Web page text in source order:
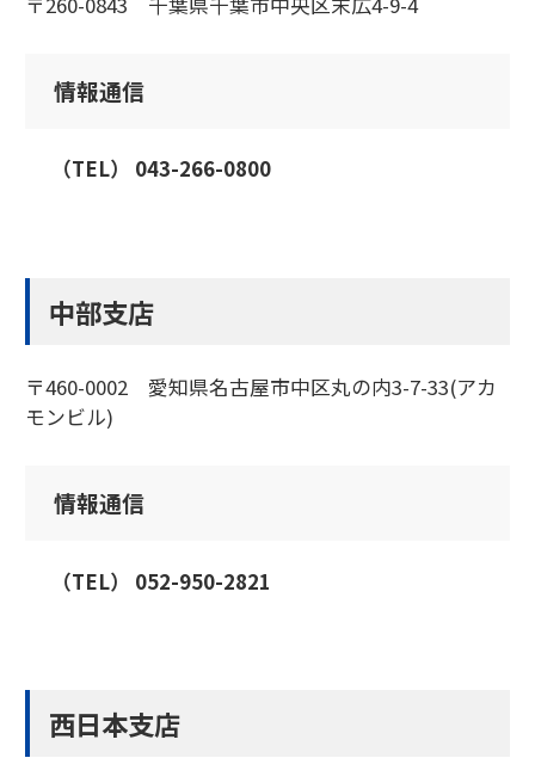
情報通信
（TEL） 043-266-0800
中部支店
〒460-0002 愛知県名古屋市中区丸の内3-7-33(アカ
モンビル)
情報通信
（TEL） 052-950-2821
西日本支店